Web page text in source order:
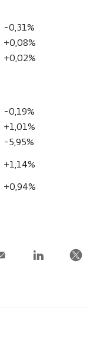
-0,31%
+0,08%
+0,02%
-0,19%
+1,01%
-5,95%
+1,14%
+0,94%